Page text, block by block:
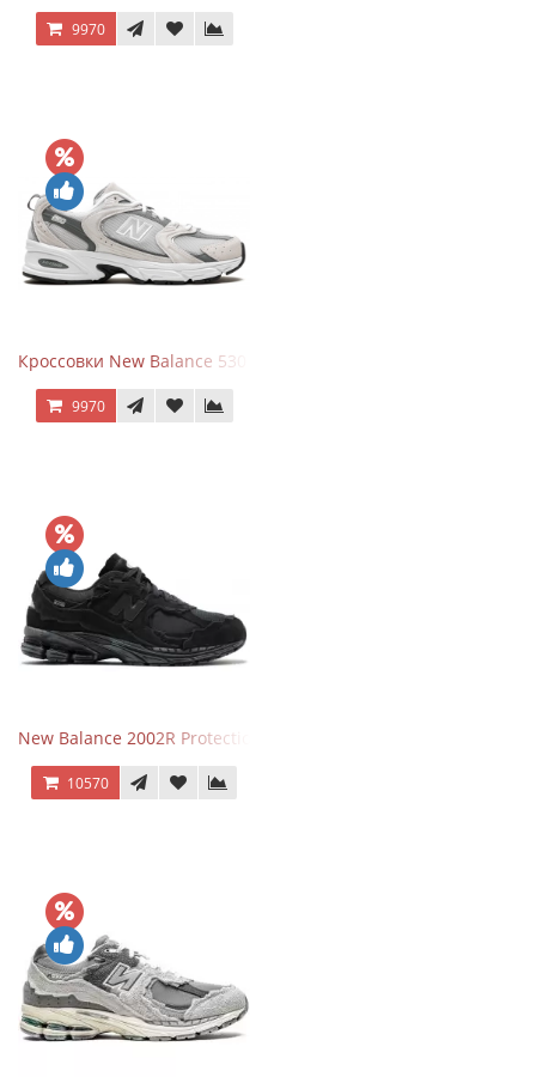
9970
Кроссовки New Balance 530 Grey Matter Harbor Grey
9970
New Balance 2002R Protection Phantom Black
10570